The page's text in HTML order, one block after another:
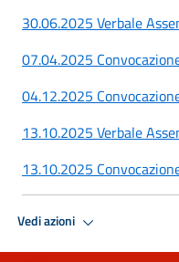
30.06.2025 Verbale
07.04.2025
04.12.2025
13.10.2025 Verbale
13.10.2025
Vedi azioni